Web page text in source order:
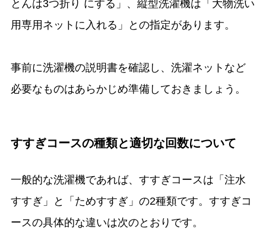
とんは3つ折り にする」、縦型洗濯機は「大物洗い
用専用ネットに入れる」との指定があります。
事前に洗濯機の説明書を確認し、洗濯ネットなど
必要なものはあらかじめ準備しておきましょう。
すすぎコースの種類と適切な回数について
一般的な洗濯機であれば、すすぎコースは「注水
すすぎ」と「ためすすぎ」の2種類です。すすぎコ
ースの具体的な違いは次のとおりです。